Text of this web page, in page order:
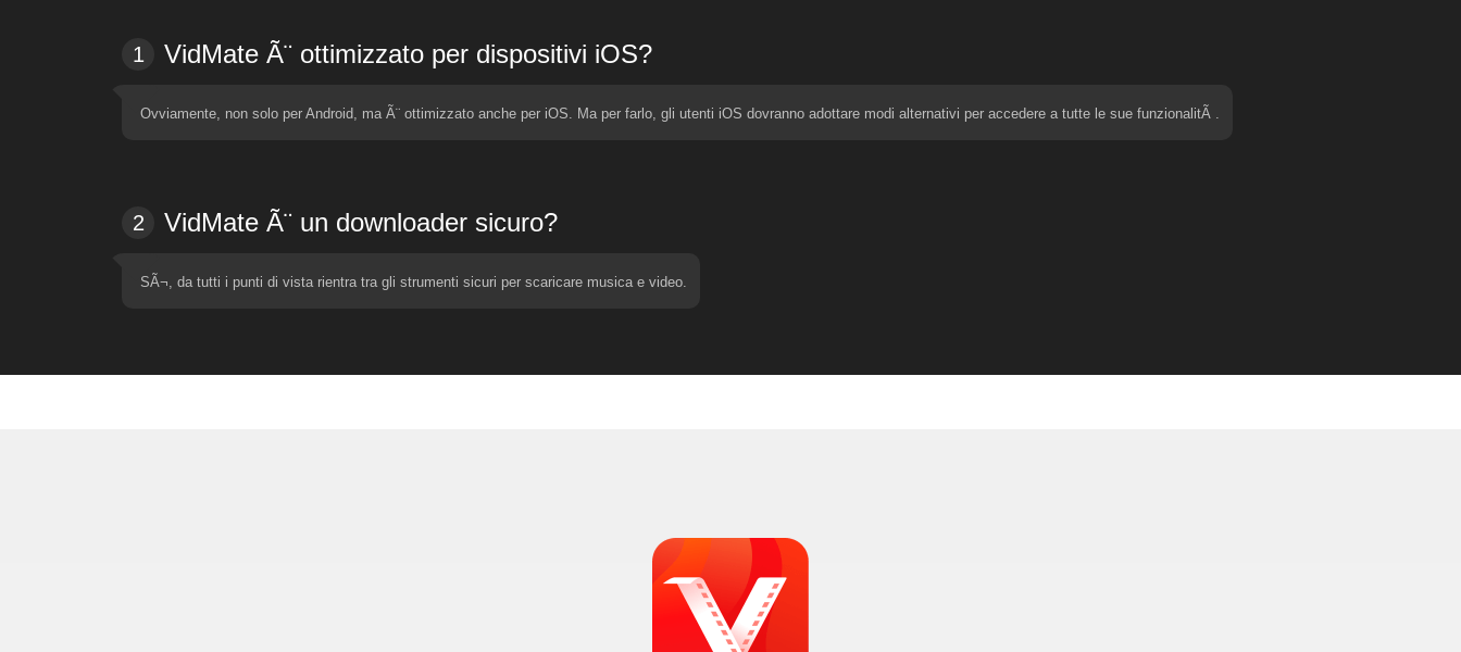
1 VidMate Ã¨ ottimizzato per dispositivi iOS?
Ovviamente, non solo per Android, ma Ã¨ ottimizzato anche per iOS. Ma per farlo, gli utenti iOS dovranno adottare modi alternativi per accedere a tutte le sue funzionalitÃ .
2 VidMate Ã¨ un downloader sicuro?
SÃ¬, da tutti i punti di vista rientra tra gli strumenti sicuri per scaricare musica e video.